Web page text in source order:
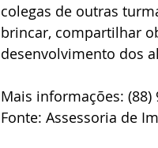
colegas de outras
brincar, compartilhar
desenvolvimento dos
Mais informações: (88)
Fonte: Assessoria de